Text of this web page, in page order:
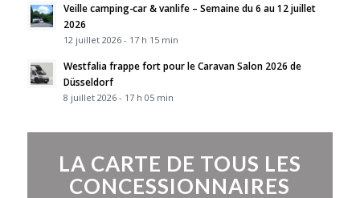
Veille camping-car & vanlife – Semaine du 6 au 12 juillet
2026
12 juillet 2026 - 17 h 15 min
Westfalia frappe fort pour le Caravan Salon 2026 de
Düsseldorf
8 juillet 2026 - 17 h 05 min
LA CARTE DE TOUS LES
CONCESSIONNAIRES